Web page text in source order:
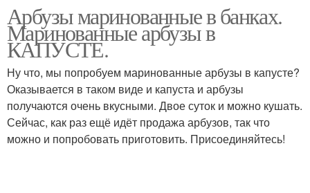
Арбузы на зиму Арбуз с медом
Арбузы в пряном
маринаде
Арбузы маринованные в банках.
Маринованные арбузы в
КАПУСТЕ.
Ну что, мы попробуем маринованные арбузы в капусте?
Оказывается в таком виде и капуста и арбузы
получаются очень вкусными. Двое суток и можно кушать.
Сейчас, как раз ещё идёт продажа арбузов, так что
можно и попробовать приготовить. Присоединяйтесь!